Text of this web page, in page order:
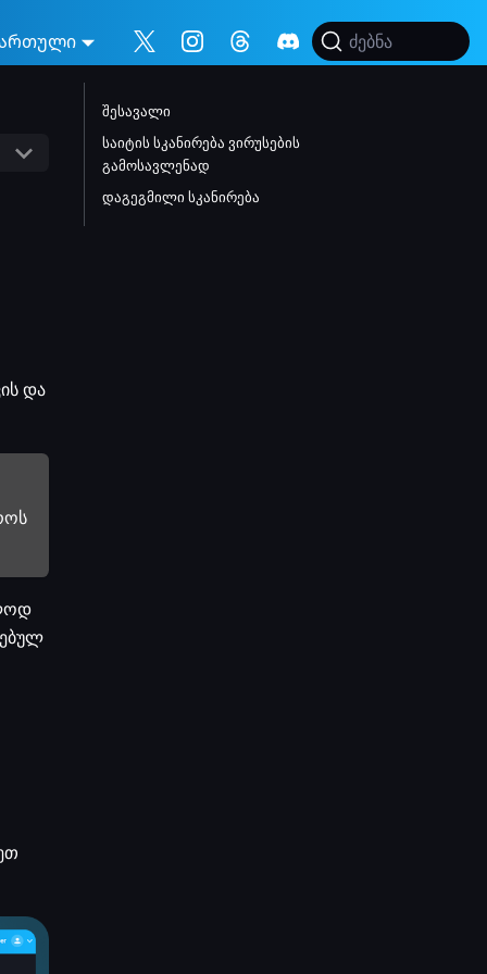
ძებნა
და
შესავალი
საიტის სკანირება ვირუსების
გამოსავლენად
დაგეგმილი სკანირება